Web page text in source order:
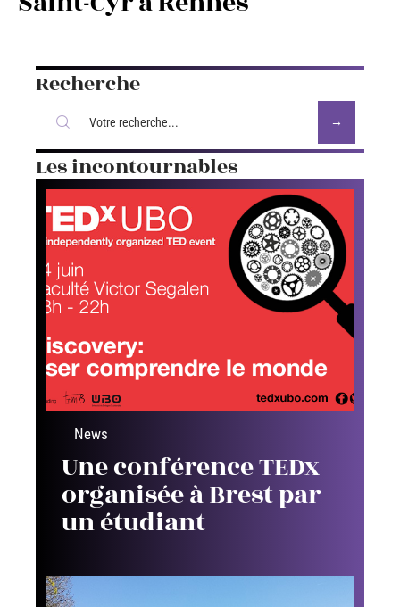
Recherche
Les incontournables
News
Une conférence TEDx
organisée à Brest par
un étudiant